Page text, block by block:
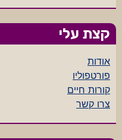
קצת עלי
אודות
פורטפוליו
קורות חיים
צרו קשר